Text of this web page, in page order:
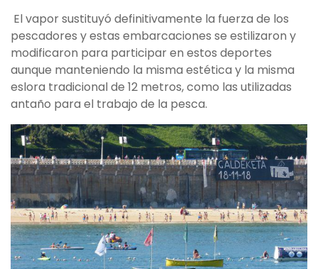
El vapor sustituyó definitivamente la fuerza de los
pescadores y estas embarcaciones se estilizaron y
modificaron para participar en estos deportes
aunque manteniendo la misma estética y la misma
eslora tradicional de 12 metros, como las utilizadas
antaño para el trabajo de la pesca.